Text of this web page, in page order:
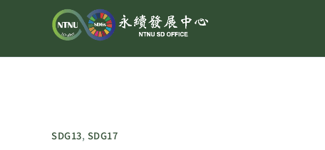
SDG13, SDG17